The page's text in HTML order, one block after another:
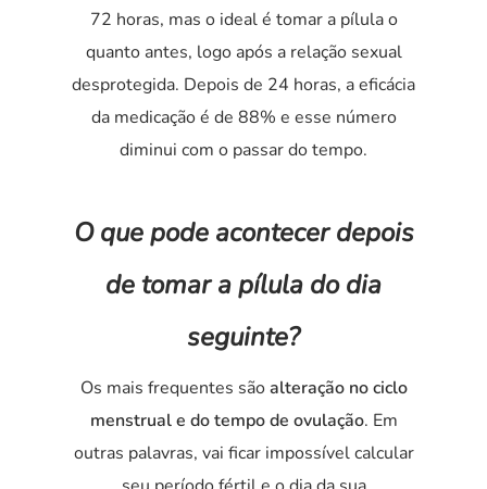
72 horas, mas o ideal é tomar a pílula o
quanto antes, logo após a relação sexual
desprotegida. Depois de 24 horas, a eficácia
da medicação é de 88% e esse número
diminui com o passar do tempo.
O que pode acontecer depois
de tomar a pílula do dia
seguinte?
Os mais frequentes sãoalteração no ciclo
menstrual e do tempo de ovulação. Em
outras palavras, vai ficar impossível calcular